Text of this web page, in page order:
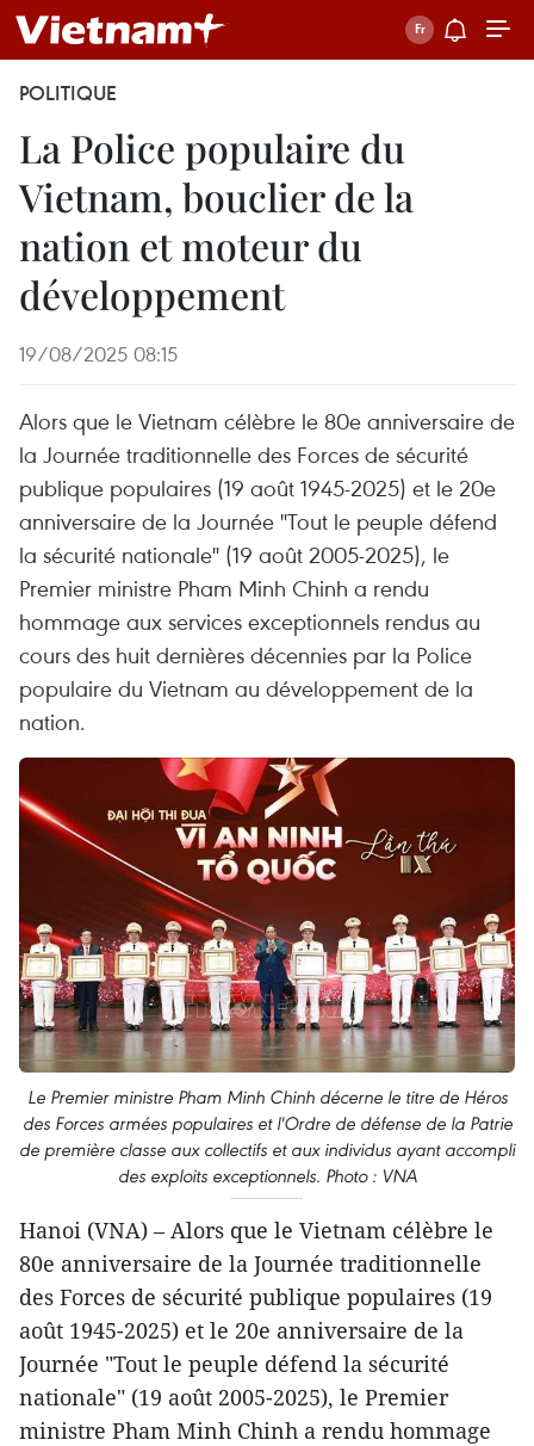
POLITIQUE
La Police populaire du
Vietnam, bouclier de la
nation et moteur du
développement
19/08/2025 08:15
Alors que le Vietnam célèbre le 80e anniversaire de
la Journée traditionnelle des Forces de sécurité
publique populaires (19 août 1945-2025) et le 20e
anniversaire de la Journée "Tout le peuple défend
la sécurité nationale" (19 août 2005-2025), le
Premier ministre Pham Minh Chinh a rendu
hommage aux services exceptionnels rendus au
cours des huit dernières décennies par la Police
populaire du Vietnam au développement de la
nation.
Le Premier ministre Pham Minh Chinh décerne le titre de Héros
des Forces armées populaires et l'Ordre de défense de la Patrie
de première classe aux collectifs et aux individus ayant accompli
des exploits exceptionnels. Photo : VNA
Hanoi (VNA) – Alors que le Vietnam célèbre le
80e anniversaire de la Journée traditionnelle
des Forces de sécurité publique populaires (19
août 1945-2025) et le 20e anniversaire de la
Journée "Tout le peuple défend la sécurité
nationale" (19 août 2005-2025), le Premier
ministre Pham Minh Chinh a rendu hommage